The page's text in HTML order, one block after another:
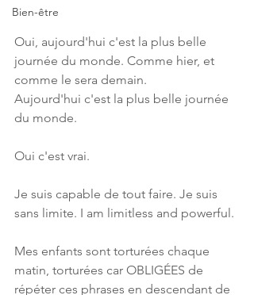
Bien-être
Oui, aujourd'hui c'est la plus belle
journée du monde. Comme hier, et
comme le sera demain.
Aujourd'hui c'est la plus belle journée
du monde.
Oui c'est vrai.
Je suis capable de tout faire. Je suis
sans limite. I am limitless and powerful.
Mes enfants sont torturées chaque
matin, torturées car OBLIGÉES de
répéter ces phrases en descendant de